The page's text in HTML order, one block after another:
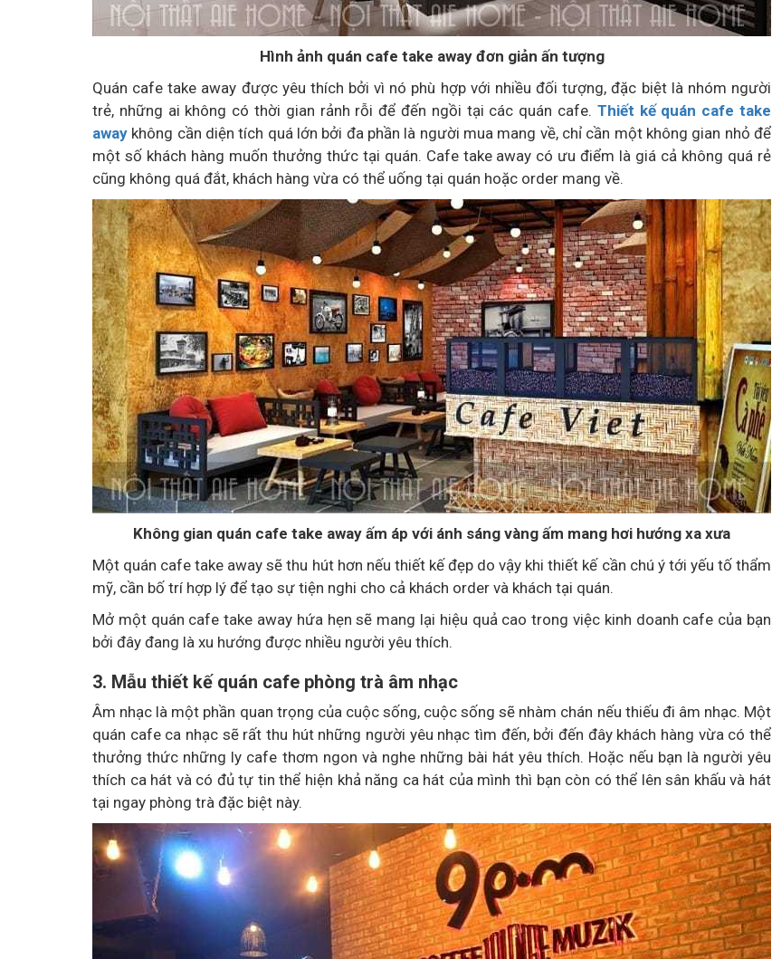
Hình ảnh quán cafe take away đơn giản ấn tượng
Quán cafe take away được yêu thích bởi vì nó phù hợp với nhiều đối tượng, đặc biệt là nhóm người
trẻ, những ai không có thời gian rảnh rỗi để đến ngồi tại các quán cafe. Thiết kế quán cafe take
away không cần diện tích quá lớn bởi đa phần là người mua mang về, chỉ cần một không gian nhỏ để
một số khách hàng muốn thưởng thức tại quán. Cafe take away có ưu điểm là giá cả không quá rẻ
cũng không quá đắt, khách hàng vừa có thể uống tại quán hoặc order mang về.
Không gian quán cafe take away ấm áp với ánh sáng vàng ấm mang hơi hướng xa xưa
Một quán cafe take away sẽ thu hút hơn nếu thiết kế đẹp do vậy khi thiết kế cần chú ý tới yếu tố thẩm
mỹ, cần bố trí hợp lý để tạo sự tiện nghi cho cả khách order và khách tại quán.
Mở một quán cafe take away hứa hẹn sẽ mang lại hiệu quả cao trong việc kinh doanh cafe của bạn
bởi đây đang là xu hướng được nhiều người yêu thích.
3. Mẫu thiết kế quán cafe phòng trà âm nhạc
Âm nhạc là một phần quan trọng của cuộc sống, cuộc sống sẽ nhàm chán nếu thiếu đi âm nhạc. Một
quán cafe ca nhạc sẽ rất thu hút những người yêu nhạc tìm đến, bởi đến đây khách hàng vừa có thể
thưởng thức những ly cafe thơm ngon và nghe những bài hát yêu thích. Hoặc nếu bạn là người yêu
thích ca hát và có đủ tự tin thể hiện khả năng ca hát của mình thì bạn còn có thể lên sân khấu và hát
tại ngay phòng trà đặc biệt này.